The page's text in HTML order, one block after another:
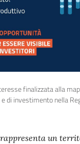
finalizzata alla
di investimento nella
rappresenta un